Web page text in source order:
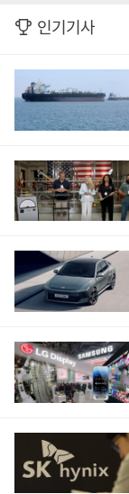
인기기사